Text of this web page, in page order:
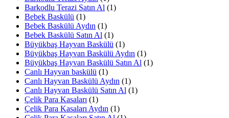
Barkodlu Terazi Satın Al (1)
Bebek Baskülü (1)
Bebek Baskülü Aydın (1)
Bebek Baskülü Satın Al (1)
Büyükbaş Hayvan Baskülü (1)
Büyükbaş Hayvan Baskülü Aydın (1)
Büyükbaş Hayvan Baskülü Satın Al (1)
Canlı Hayvan baskülü (1)
Canlı Hayvan Baskülü Aydın (1)
Canlı Hayvan Baskülü Satın Al (1)
Çelik Para Kasaları (1)
Çelik Para Kasaları Aydın (1)